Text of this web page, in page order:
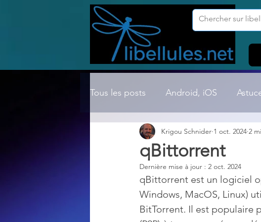
Tous les posts Android, iOS
Compression ZIP, RAR, etc.
Dossier Windows Explorateurs de
Hardware Internet
qBittorrent
Krigou Schnider 1 oct. 2024 2
Dernière mise à jour : 2 oct. 2024
qBittorrent est un logiciel
Windows, MacOS, Linux)
BitTorrent. Il est populaire